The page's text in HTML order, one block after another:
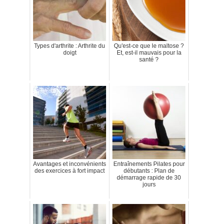
Types d'arthrite : Arthrite du
doigt
Qu'est-ce que le maltose ?
Et, est-il mauvais pour la
santé ?
Avantages et inconvénients
des exercices à fort impact
Entraînements Pilates pour
débutants : Plan de
démarrage rapide de 30
jours